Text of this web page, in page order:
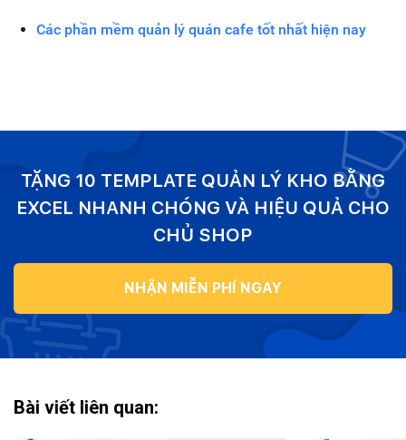
Các phần mềm quản lý quán cafe tốt nhất hiện nay
TẶNG 10 TEMPLATE QUẢN LÝ KHO BẰNG
EXCEL NHANH CHÓNG VÀ HIỆU QUẢ CHO
CHỦ SHOP
NHẬN MIỄN PHÍ NGAY
Bài viết liên quan: